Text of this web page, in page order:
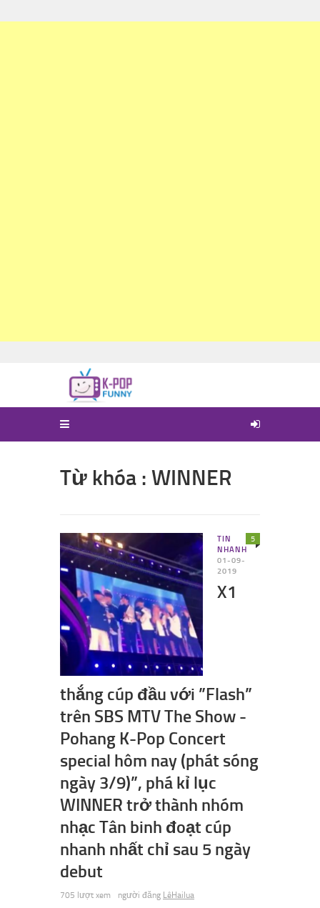
Từ khóa : WINNER
TIN
NHANH
01-09-
2019
X1
thắng cúp đầu với ”Flash”
trên SBS MTV The Show -
Pohang K-Pop Concert
special hôm nay (phát sóng
ngày 3/9)”, phá kỉ lục
WINNER trở thành nhóm
nhạc Tân binh đoạt cúp
nhanh nhất chỉ sau 5 ngày
debut
705 lượt xem
5
người đăng LêHailua